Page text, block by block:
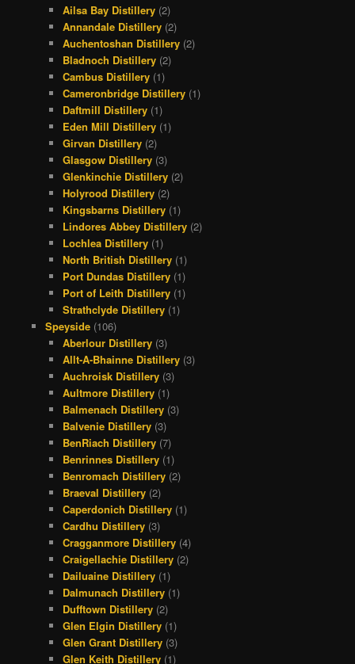
Ailsa Bay Distillery (2)
Annandale Distillery (2)
Auchentoshan Distillery (2)
Bladnoch Distillery (2)
Cambus Distillery (1)
Cameronbridge Distillery (1)
Daftmill Distillery (1)
Eden Mill Distillery (1)
Girvan Distillery (2)
Glasgow Distillery (3)
Glenkinchie Distillery (2)
Holyrood Distillery (2)
Kingsbarns Distillery (1)
Lindores Abbey Distillery (2)
Lochlea Distillery (1)
North British Distillery (1)
Port Dundas Distillery (1)
Port of Leith Distillery (1)
Strathclyde Distillery (1)
Speyside(106)
Aberlour Distillery (3)
Allt-A-Bhainne Distillery (3)
Auchroisk Distillery (3)
Aultmore Distillery (1)
Balmenach Distillery (3)
Balvenie Distillery (3)
BenRiach Distillery (7)
Benrinnes Distillery (1)
Benromach Distillery (2)
Braeval Distillery (2)
Caperdonich Distillery (1)
Cardhu Distillery (3)
Cragganmore Distillery (4)
Craigellachie Distillery (2)
Dailuaine Distillery (1)
Dalmunach Distillery (1)
Dufftown Distillery (2)
Glen Elgin Distillery (1)
Glen Grant Distillery (3)
Glen Keith Distillery (1)